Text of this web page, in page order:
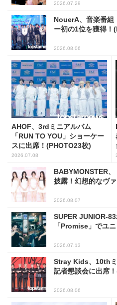
2026.07.29
NouerA、音楽番組
ー初の1位を獲得！
2026.08.06
AHOF、3rdミニアルバム
「RUN TO YOU」ショーケー
スに出席！(PHOTO23枚)
2026.07.08
BABYMONSTER
披露！幻想的なヴ
2026.08.07
SUPER JUNIOR-
「Promise」でユ
2026.07.13
Stray Kids、10thミ
記者懇談会に出席
2026.08.06